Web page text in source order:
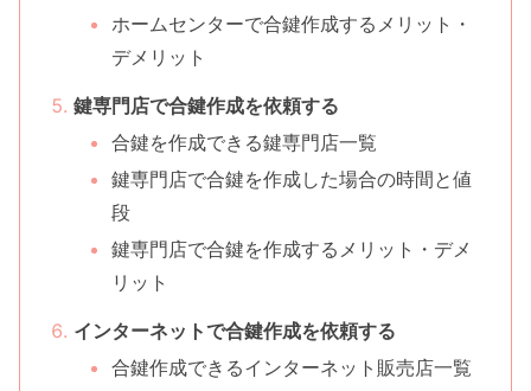
ホームセンターで合鍵作成するメリット・
デメリット
鍵専門店で合鍵作成を依頼する
合鍵を作成できる鍵専門店一覧
鍵専門店で合鍵を作成した場合の時間と値
段
鍵専門店で合鍵を作成するメリット・デメ
リット
インターネットで合鍵作成を依頼する
合鍵作成できるインターネット販売店一覧